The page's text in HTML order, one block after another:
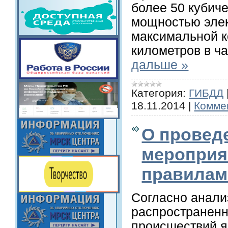
более 50
мощностью
максимальной
километров в
дальше »
Категория: ГИБДД
18.11.2014 |
О
Согласно